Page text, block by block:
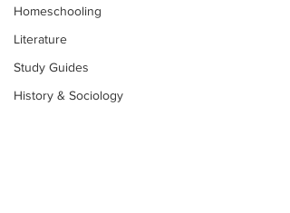
Homeschooling
Literature
Study Guides
History & Sociology